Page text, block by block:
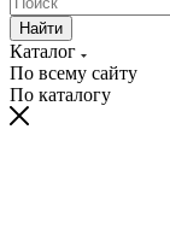
Найти
Каталог
По всему сайту
По каталогу